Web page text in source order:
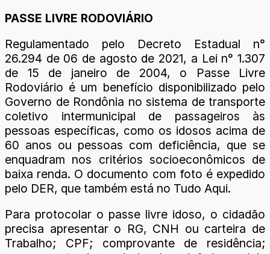
PASSE LIVRE RODOVIÁRIO
Regulamentado pelo Decreto Estadual n°
26.294 de 06 de agosto de 2021, a Lei n° 1.307
de 15 de janeiro de 2004, o Passe Livre
Rodoviário é um benefício disponibilizado pelo
Governo de Rondônia no sistema de transporte
coletivo intermunicipal de passageiros às
pessoas específicas, como os idosos acima de
60 anos ou pessoas com deficiência, que se
enquadram nos critérios socioeconômicos de
baixa renda. O documento com foto é expedido
pelo DER, que também está no Tudo Aqui.
Para protocolar o passe livre idoso, o cidadão
precisa apresentar o RG, CNH ou carteira de
Trabalho; CPF; comprovante de residência;